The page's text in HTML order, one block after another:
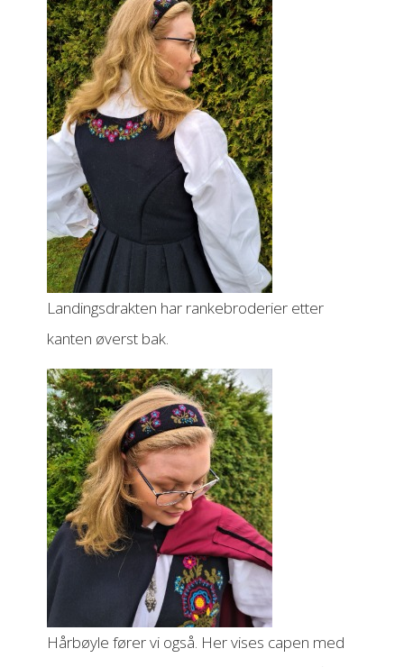
Landingsdrakten har rankebroderier etter
kanten øverst bak.
Hårbøyle fører vi også. Her vises capen med